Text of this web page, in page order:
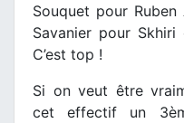
Souquet pour
Savanier pour
C’est top !
Si on veut être
cet effectif un